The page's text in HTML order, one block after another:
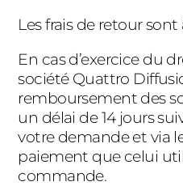
Les frais de retour
En cas d’exercice du
société Quattro
remboursement des
un délai de 14 jours
votre demande et via
paiement que celui
commande.